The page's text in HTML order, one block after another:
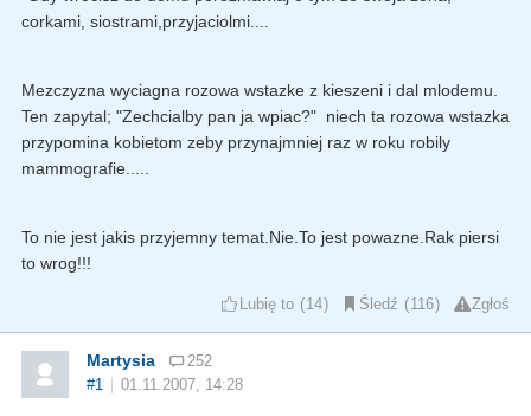
corkami, siostrami,przyjaciolmi....
Mezczyzna wyciagna rozowa wstazke z kieszeni i dal mlodemu.
Ten zapytal; "Zechcialby pan ja wpiac?" niech ta rozowa wstazka
przypomina kobietom zeby przynajmniej raz w roku robily
mammografie.....
To nie jest jakis przyjemny temat.Nie.To jest powazne.Rak piersi
to wrog!!!
Lubię to 14 Śledź 116 Zgłoś
Martysia
252
#1
01.11.2007, 14:28